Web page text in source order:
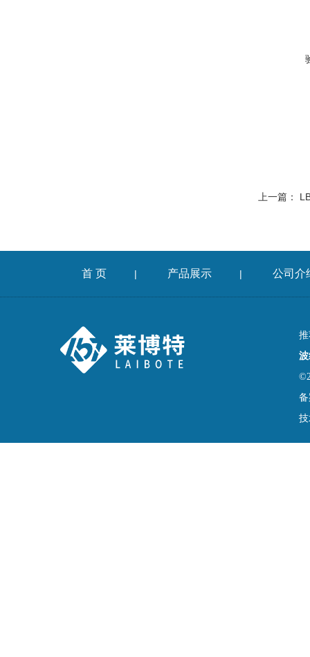
上一篇：
首 页 | 产品展示 | 公司介
备